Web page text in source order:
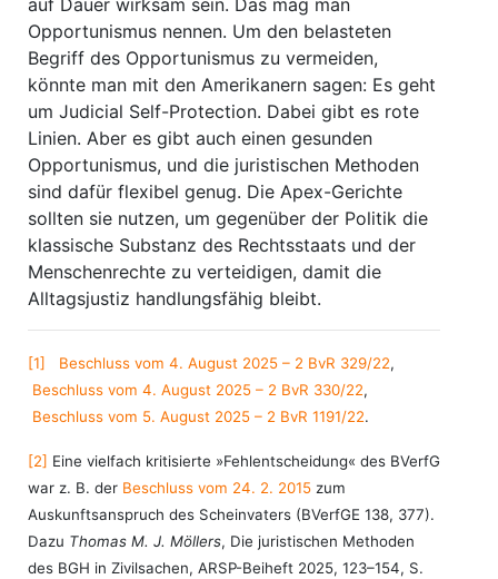
auf Dauer wirksam sein. Das mag man
Opportunismus nennen. Um den belasteten
Begriff des Opportunismus zu vermeiden,
könnte man mit den Amerikanern sagen: Es geht
um Judicial Self-Protection. Dabei gibt es rote
Linien. Aber es gibt auch einen gesunden
Opportunismus, und die juristischen Methoden
sind dafür flexibel genug. Die Apex-Gerichte
sollten sie nutzen, um gegenüber der Politik die
klassische Substanz des Rechtsstaats und der
Menschenrechte zu verteidigen, damit die
Alltagsjustiz handlungsfähig bleibt.
[1] Beschluss vom 4. August 2025 – 2 BvR 329/22,
Beschluss vom 4. August 2025 – 2 BvR 330/22,
Beschluss vom 5. August 2025 – 2 BvR 1191/22.
[2] Eine vielfach kritisierte »Fehlentscheidung« des BVerfG
war z. B. der Beschluss vom 24. 2. 2015 zum
Auskunftsanspruch des Scheinvaters (BVerfGE 138, 377).
Dazu Thomas M. J. Möllers, Die juristischen Methoden
des BGH in Zivilsachen, ARSP-Beiheft 2025, 123–154, S.